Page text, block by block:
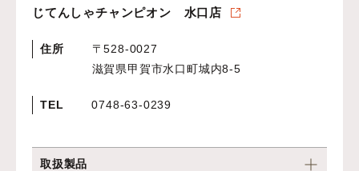
じてんしゃチャンピオン 水口店
住所
〒528-0027
滋賀県甲賀市水口町城内8-5
TEL 0748-63-0239
取扱製品